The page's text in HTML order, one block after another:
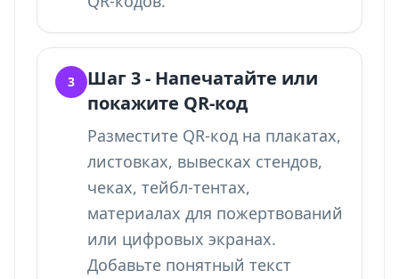
3
Шаг 3 - Напечатайте или
покажите QR-код
Разместите QR-код на плакатах,
листовках, вывесках стендов,
чеках, тейбл-тентах,
материалах для пожертвований
или цифровых экранах.
Добавьте понятный текст